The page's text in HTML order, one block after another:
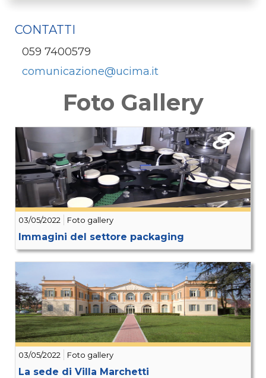
CONTATTI
059 7400579
comunicazione@ucima.it
Foto Gallery
03/05/2022 Foto gallery
Immagini del settore packaging
03/05/2022 Foto gallery
La sede di Villa Marchetti